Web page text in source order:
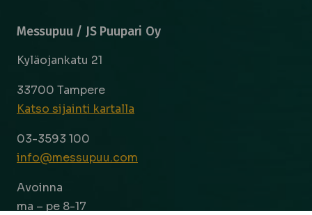
Messupuu / JS Puupari Oy
Kyläojankatu 21
33700 Tampere
Katso sijainti kartalla
03-3593 100
info@messupuu.com
Avoinna
ma – pe 8-17